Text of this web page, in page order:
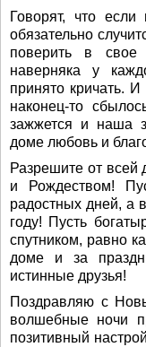
Говорят, что
обязательно
поверить в свое
наверняка у
принято кричать.
наконец-то
зажжется и наша
доме любовь и
Разрешите от всей
и Рождеством!
радостных дней, а
году! Пусть
спутником, равно
доме и за
истинные друзья!
Поздравляю с
волшебные ночи
позитивный